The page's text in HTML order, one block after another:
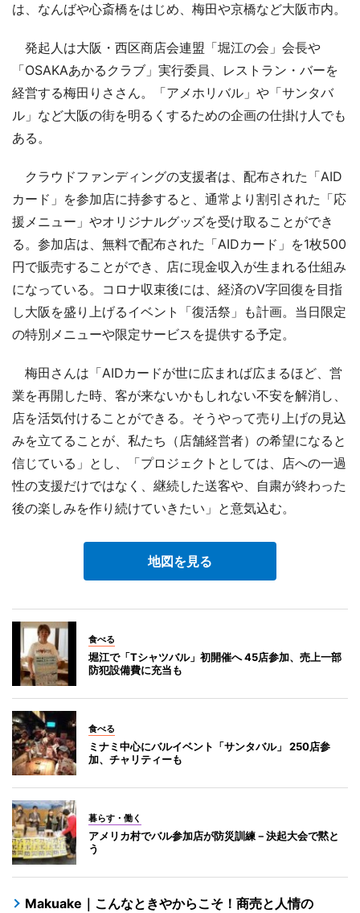
は、なんばや心斎橋をはじめ、梅田や京橋など大阪市内。
発起人は大阪・西区商店会連盟「堀江の会」会長や
「OSAKAあかるクラブ」実行委員、レストラン・バーを
経営する梅田りささん。「アメホリバル」や「サンタバ
ル」など大阪の街を明るくするための企画の仕掛け人でも
ある。
クラウドファンディングの支援者は、配布された「AID
カード」を参加店に持参すると、通常より割引された「応
援メニュー」やオリジナルグッズを受け取ることができ
る。参加店は、無料で配布された「AIDカード」を1枚500
円で販売することができ、店に現金収入が生まれる仕組み
になっている。コロナ収束後には、経済のV字回復を目指
し大阪を盛り上げるイベント「復活祭」も計画。当日限定
の特別メニューや限定サービスを提供する予定。
梅田さんは「AIDカードが世に広まれば広まるほど、営
業を再開した時、客が来ないかもしれない不安を解消し、
店を活気付けることができる。そうやって売り上げの見込
みを立てることが、私たち（店舗経営者）の希望になると
信じている」とし、「プロジェクトとしては、店への一過
性の支援だけではなく、継続した送客や、自粛が終わった
後の楽しみを作り続けていきたい」と意気込む。
地図を見る
食べる
堀江で「Tシャツバル」初開催へ 45店参加、売上一部
防犯設備費に充当も
食べる
ミナミ中心にバルイベント「サンタバル」 250店参
加、チャリティーも
暮らす・働く
アメリカ村でバル参加店が防災訓練－決起大会で黙と
う
Makuake｜こんなときやからこそ！商売と人情の